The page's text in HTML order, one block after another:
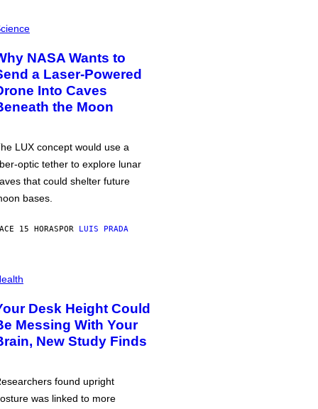
NASA Wants to
a Laser-Powered
Into Caves
the Moon
LUX concept would use a
optic tether to explore lunar
that could shelter future
bases.
15 HORASPOR LUIS PRADA
Desk Height Could
Messing With Your
New Study Finds
found upright
was linked to more